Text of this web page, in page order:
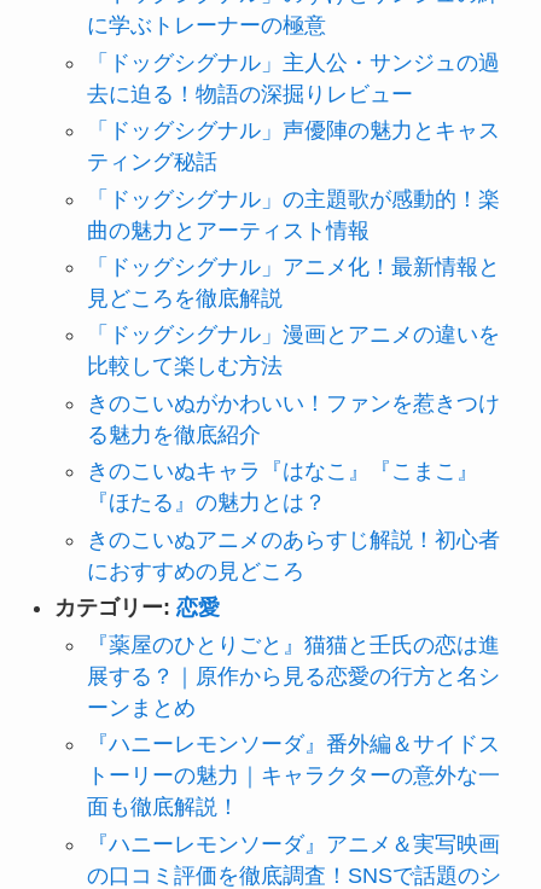
に学ぶトレーナーの極意
「ドッグシグナル」主人公・サンジュの過
去に迫る！物語の深掘りレビュー
「ドッグシグナル」声優陣の魅力とキャス
ティング秘話
「ドッグシグナル」の主題歌が感動的！楽
曲の魅力とアーティスト情報
「ドッグシグナル」アニメ化！最新情報と
見どころを徹底解説
「ドッグシグナル」漫画とアニメの違いを
比較して楽しむ方法
きのこいぬがかわいい！ファンを惹きつけ
る魅力を徹底紹介
きのこいぬキャラ『はなこ』『こまこ』
『ほたる』の魅力とは？
きのこいぬアニメのあらすじ解説！初心者
におすすめの見どころ
カテゴリー: 恋愛
『薬屋のひとりごと』猫猫と壬氏の恋は進
展する？｜原作から見る恋愛の行方と名シ
ーンまとめ
『ハニーレモンソーダ』番外編＆サイドス
トーリーの魅力｜キャラクターの意外な一
面も徹底解説！
『ハニーレモンソーダ』アニメ＆実写映画
の口コミ評価を徹底調査！SNSで話題のシ